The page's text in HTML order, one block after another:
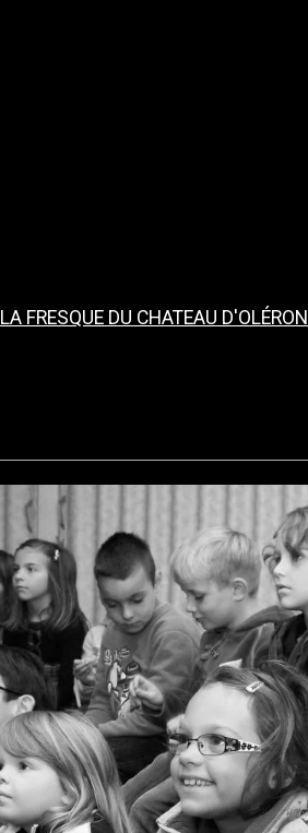
LA FRESQUE DU CHATEAU D'OLÉRON